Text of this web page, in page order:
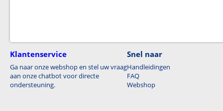
Klantenservice
Ga naar onze webshop en stel uw vraag
aan onze chatbot voor directe
ondersteuning.
Snel naar
Handleidingen
FAQ
Webshop